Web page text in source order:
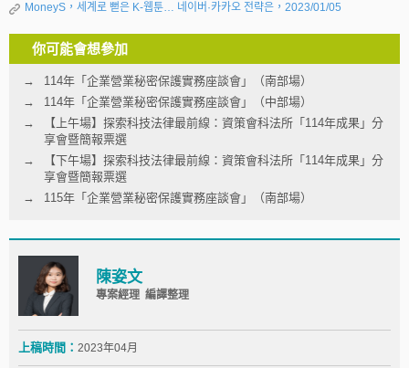
MoneyS，세계로 뻗은 K-웹툰… 네이버·카카오 전략은，2023/01/05
你可能會想參加
114年「企業營業秘密保護實務座談會」（南部場）
114年「企業營業秘密保護實務座談會」（中部場）
【上午場】探索科技法律最前線：資策會科法所「114年成果」分
享會暨簡報票選
【下午場】探索科技法律最前線：資策會科法所「114年成果」分
享會暨簡報票選
115年「企業營業秘密保護實務座談會」（南部場）
陳姿文
專案經理 編譯整理
上稿時間： 2023年04月